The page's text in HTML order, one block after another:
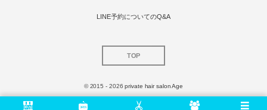
LINE予約についてのQ&A
TOP
© 2015 - 2026private hair salon Age